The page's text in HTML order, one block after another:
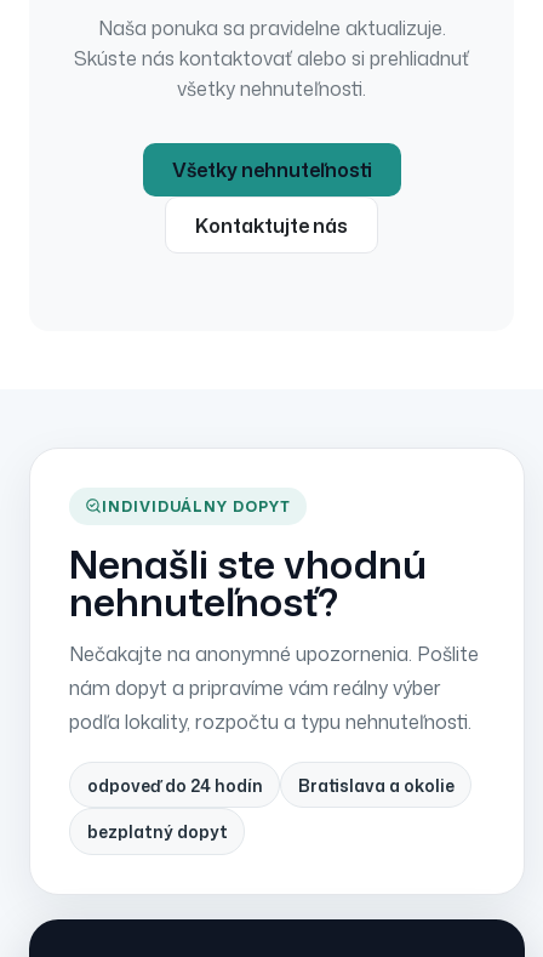
Naša ponuka sa pravidelne aktualizuje.
Skúste nás kontaktovať alebo si prehliadnuť
všetky nehnuteľnosti.
Všetky nehnuteľnosti
Kontaktujte nás
INDIVIDUÁLNY DOPYT
Nenašli ste vhodnú
nehnuteľnosť?
Nečakajte na anonymné upozornenia. Pošlite
nám dopyt a pripravíme vám reálny výber
podľa lokality, rozpočtu a typu nehnuteľnosti.
odpoveď do 24 hodín Bratislava a okolie
bezplatný dopyt